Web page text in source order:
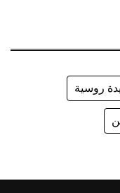
روسية